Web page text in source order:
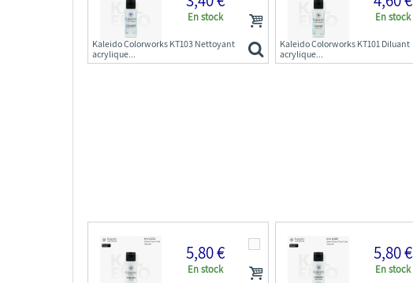
En stock
Kaleido Colorworks KT103 Nettoyant
acrylique...
En stock
Kaleido Colorworks KT101 Diluant
acrylique...
5,80 €
En stock
5,80 €
En stock